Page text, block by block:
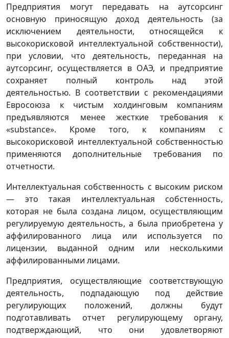
Предприятия могут передавать на аутсорсинг
основную приносящую доход деятельность (за
исключением деятельности, относящейся к
высокорисковой интеллектуальной собственности),
при условии, что деятельность, переданная на
аутсорсинг, осуществляется в ОАЭ, и предприятие
сохраняет полный контроль над этой
деятельностью. В соответствии с рекомендациями
Евросоюза к чистым холдинговым компаниям
предъявляются менее жесткие требования к
«substance». Кроме того, к компаниям с
высокорисковой интеллектуальной собственностью
применяются дополнительные требования по
отчетности.
Интеллектуальная собственность с высоким риском
— это такая интеллектуальная собстенность,
которая не была создана лицом, осуществляющим
регулируемую деятельность, а была приобретена у
аффилированного лица или используется по
лицензии, выданной одним или несколькими
аффилированными лицами.
Предприятия, осуществляющие соответствующую
деятельность, подпадающую под действие
регулирующих положений, должны будут
подготавливать отчет регулирующему органу,
подтверждающий, что они удовлетворяют